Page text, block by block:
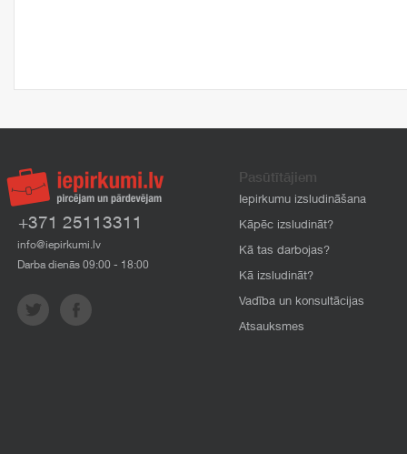
+371 25113311
info@iepirkumi.lv
Darba dienās 09:00 - 18:00
Pasūtītājiem
Iepirkumu izsludināšana
Kāpēc izsludināt?
Kā tas darbojas?
Kā izsludināt?
Vadība un konsultācijas
Atsauksmes